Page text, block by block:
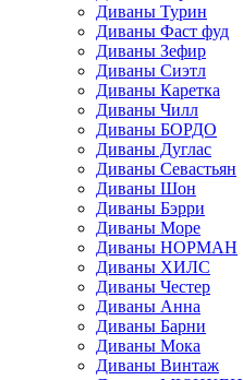
Диваны Турин
Диваны Фаст фуд
Диваны Зефир
Диваны Сиэтл
Диваны Каретка
Диваны Чилл
Диваны БОРДО
Диваны Дуглас
Диваны Севастьян
Диваны Шон
Диваны Бэрри
Диваны Море
Диваны НОРМАН
Диваны ХИЛС
Диваны Честер
Диваны Анна
Диваны Барни
Диваны Мока
Диваны Винтаж